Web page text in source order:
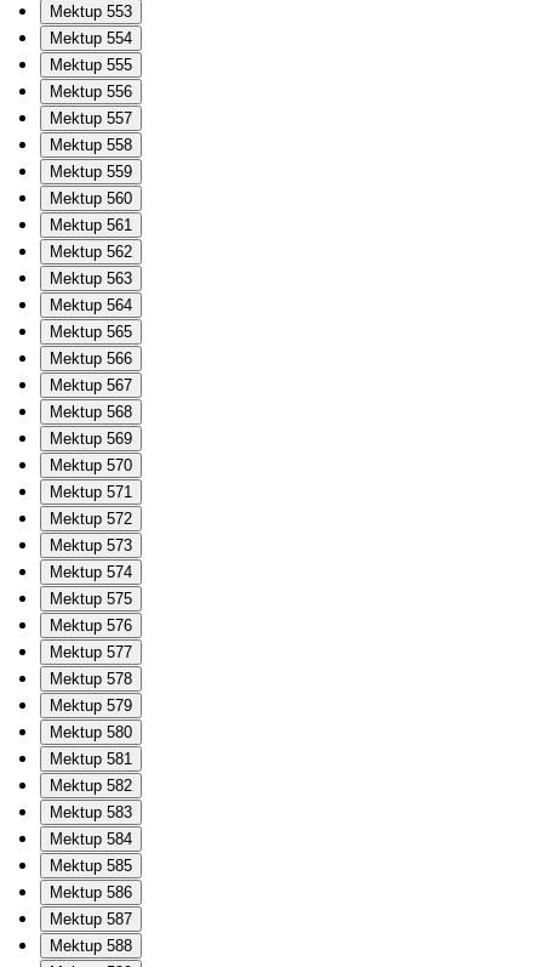
Mektup 553
Mektup 554
Mektup 555
Mektup 556
Mektup 557
Mektup 558
Mektup 559
Mektup 560
Mektup 561
Mektup 562
Mektup 563
Mektup 564
Mektup 565
Mektup 566
Mektup 567
Mektup 568
Mektup 569
Mektup 570
Mektup 571
Mektup 572
Mektup 573
Mektup 574
Mektup 575
Mektup 576
Mektup 577
Mektup 578
Mektup 579
Mektup 580
Mektup 581
Mektup 582
Mektup 583
Mektup 584
Mektup 585
Mektup 586
Mektup 587
Mektup 588